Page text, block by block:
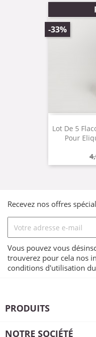
Lot De 5
Pour
-33%
Recevez nos offres
Vous pouvez vous
trouverez pour cela nos
conditions d'utilisation
PRODUITS
NOTRE SOCIÉTÉ